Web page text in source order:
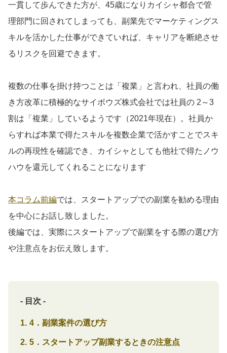
一貫して歩んできた方が、45歳になりカイシャ都合で管
理部門に回されてしまっても、副業先でマーケティングス
キルを活かした仕事ができていれば、キャリアを断絶させ
るリスクを回避できます。
複数の仕事を掛け持つことは「複業」と言われ、社員の働
き方改革に積極的なサイボウズ株式会社では社員の 2～3
割は「複業」しているようです（2021年現在）。社員か
らすれば本業で得たスキルを複数企業で活かすことでスキ
ルの再現性を確認でき、カイシャとしても他社で得たノウ
ハウを還元してくれることになります
本コラム前編では、スタートアップでの副業を勧める理由
を中心にお話し致しました。
後編では、実際にスタートアップで副業をする際の選び方
や注意点をお伝え致します。
- 目次 -
4．副業案件の選び方
5．スタートアップ副業するときの注意点